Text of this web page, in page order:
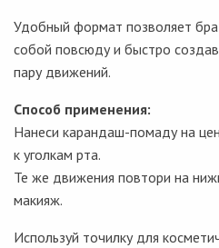
Удобный формат позволяет
собой повсюду и быстро
пару движений.
Способ применения:
Нанеси карандаш-помаду на
к уголкам рта.
Те же движения повтори на
макияж.
Используй точилку для